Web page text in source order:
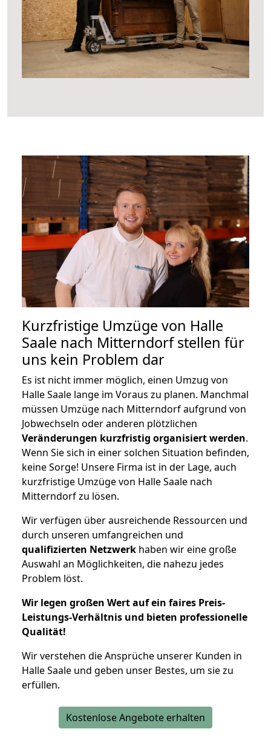
Kurzfristige Umzüge von Halle
Saale nach Mitterndorf stellen für
uns kein Problem dar
Es ist nicht immer möglich, einen Umzug von
Halle Saale lange im Voraus zu planen. Manchmal
müssen Umzüge nach Mitterndorf aufgrund von
Jobwechseln oder anderen plötzlichen
Veränderungen kurzfristig organisiert werden.
Wenn Sie sich in einer solchen Situation befinden,
keine Sorge! Unsere Firma ist in der Lage, auch
kurzfristige Umzüge von Halle Saale nach
Mitterndorf zu lösen.
Wir verfügen über ausreichende Ressourcen und
durch unseren umfangreichen und
qualifizierten Netzwerk haben wir eine große
Auswahl an Möglichkeiten, die nahezu jedes
Problem löst.
Wir legen großen Wert auf ein faires Preis-
Leistungs-Verhältnis und bieten professionelle
Qualität!
Wir verstehen die Ansprüche unserer Kunden in
Halle Saale und geben unser Bestes, um sie zu
erfüllen.
Kostenlose Angebote erhalten